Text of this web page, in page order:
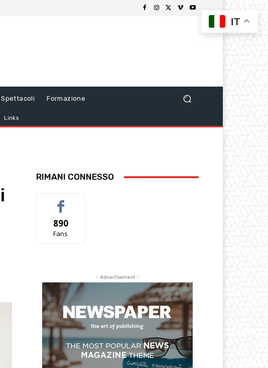
Spettacoli Formazione
Links
RIMANI CONNESSO
890
Fans
- Advertisement -
IT